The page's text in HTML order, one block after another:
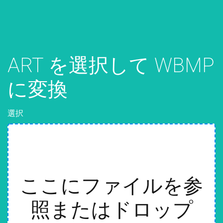
ART を選択して WBMP
に変換
選択
ここにファイルを参
照またはドロップ